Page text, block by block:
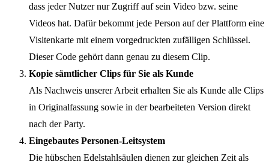
dass jeder Nutzer nur Zugriff auf sein Video bzw. seine
Videos hat. Dafür bekommt jede Person auf der Plattform eine
Visitenkarte mit einem vorgedruckten zufälligen Schlüssel.
Dieser Code gehört dann genau zu diesem Clip.
Kopie sämtlicher Clips für Sie als Kunde
Als Nachweis unserer Arbeit erhalten Sie als Kunde alle Clips
in Originalfassung sowie in der bearbeiteten Version direkt
nach der Party.
Eingebautes Personen-Leitsystem
Die hübschen Edelstahlsäulen dienen zur gleichen Zeit als